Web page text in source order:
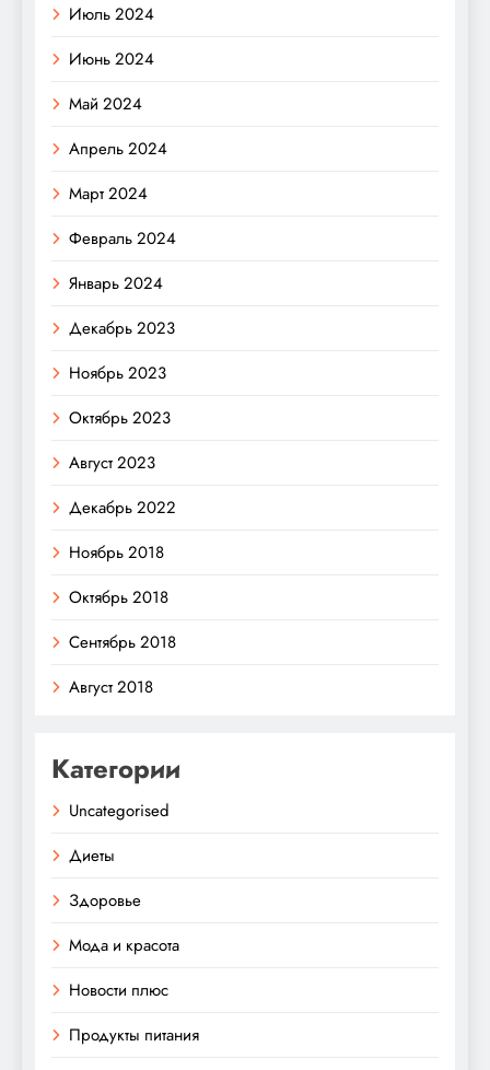
Июль 2024
Июнь 2024
Май 2024
Апрель 2024
Март 2024
Февраль 2024
Январь 2024
Декабрь 2023
Ноябрь 2023
Октябрь 2023
Август 2023
Декабрь 2022
Ноябрь 2018
Октябрь 2018
Сентябрь 2018
Август 2018
Категории
Uncategorised
Диеты
Здоровье
Мода и красота
Новости плюс
Продукты питания